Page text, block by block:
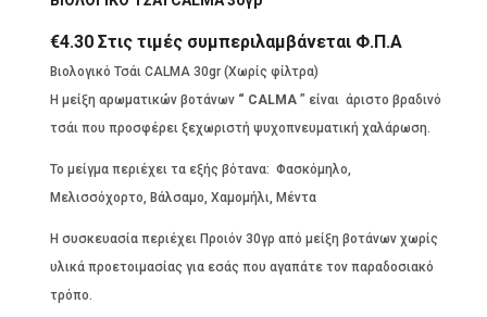
€4.30 Στις τιμές συμπεριλαμβάνεται Φ.Π.Α
Βιολογικό Τσάι CALMA 30gr (Χωρίς φίλτρα)
H μείξη αρωματικών βοτάνων “ CALMA ” είναι άριστο βραδινό
τσάι που προσφέρει ξεχωριστή ψυχοπνευματική χαλάρωση.
Το μείγμα περιέχει τα εξής βότανα: Φασκόμηλο,
Μελισσόχορτο, Βάλσαμο, Χαμομήλι, Μέντα
Η συσκευασία περιέχει Προιόν 30γρ από μείξη βοτάνων χωρίς
υλικά προετοιμασίας για εσάς που αγαπάτε τον παραδοσιακό
τρόπο.